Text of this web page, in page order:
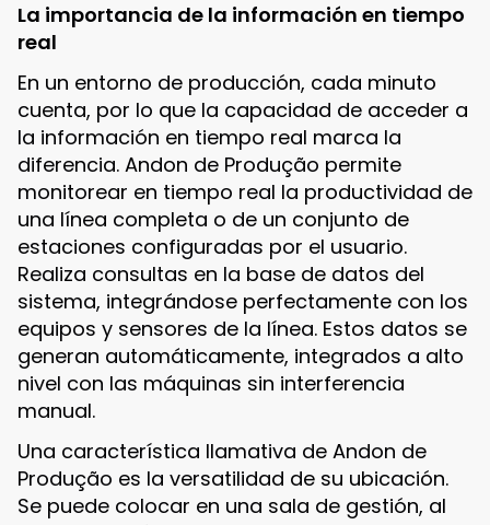
La importancia de la información en tiempo
real
En un entorno de producción, cada minuto
cuenta, por lo que la capacidad de acceder a
la información en tiempo real marca la
diferencia. Andon de Produção permite
monitorear en tiempo real la productividad de
una línea completa o de un conjunto de
estaciones configuradas por el usuario.
Realiza consultas en la base de datos del
sistema, integrándose perfectamente con los
equipos y sensores de la línea. Estos datos se
generan automáticamente, integrados a alto
nivel con las máquinas sin interferencia
manual.
Una característica llamativa de Andon de
Produção es la versatilidad de su ubicación.
Se puede colocar en una sala de gestión, al